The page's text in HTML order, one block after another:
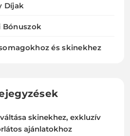
Díjak
Bónuszok
és skinekhez
skinekhez, exkluzív
ajánlatokhoz